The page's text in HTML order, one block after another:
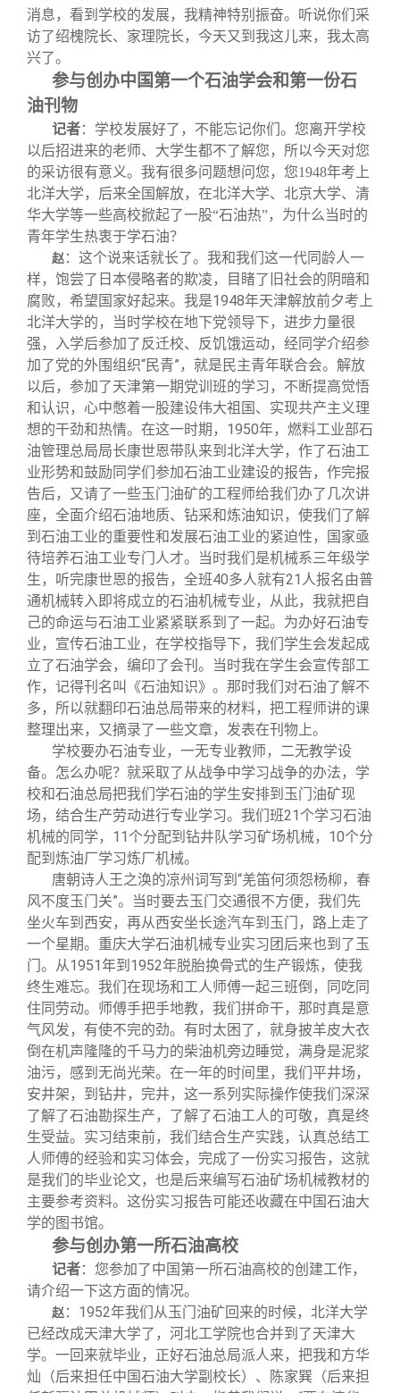
消息，看到学校的发展，我精神特别振奋。听说你们采
访了绍槐院长、家理院长，今天又到我这儿来，我太高
兴了。
参与创办中国第一个石油学会和第一份石
油刊物
记者：学校发展好了，不能忘记你们。您离开学校
以后招进来的老师、大学生都不了解您，所以今天对您
的采访很有意义。我有很多问题想问您，您1948年考上
北洋大学，后来全国解放，在北洋大学、北京大学、清
华大学等一些高校掀起了一股“石油热”，为什么当时的
青年学生热衷于学石油？
赵：这个说来话就长了。我和我们这一代同龄人一
样，饱尝了日本侵略者的欺凌，目睹了旧社会的阴暗和
腐败，希望国家好起来。我是1948年天津解放前夕考上
北洋大学的，当时学校在地下党领导下，进步力量很
强，入学后参加了反迁校、反饥饿运动，经同学介绍参
加了党的外围组织“民青”，就是民主青年联合会。解放
以后，参加了天津第一期党训班的学习，不断提高觉悟
和认识，心中憋着一股建设伟大祖国、实现共产主义理
想的干劲和热情。在这一时期，1950年，燃料工业部石
油管理总局局长康世恩带队来到北洋大学，作了石油工
业形势和鼓励同学们参加石油工业建设的报告，作完报
告后，又请了一些玉门油矿的工程师给我们办了几次讲
座，全面介绍石油地质、钻采和炼油知识，使我们了解
到石油工业的重要性和发展石油工业的紧迫性，国家亟
待培养石油工业专门人才。当时我们是机械系三年级学
生，听完康世恩的报告，全班40多人就有21人报名由普
通机械转入即将成立的石油机械专业，从此，我就把自
己的命运与石油工业紧紧联系到了一起。为办好石油专
业，宣传石油工业，在学校指导下，我们学生会发起成
立了石油学会，编印了会刊。当时我在学生会宣传部工
作，记得刊名叫《石油知识》。那时我们对石油了解不
多，所以就翻印石油总局带来的材料，把工程师讲的课
整理出来，又摘录了一些文章，发表在刊物上。
学校要办石油专业，一无专业教师，二无教学设
备。怎么办呢？就采取了从战争中学习战争的办法，学
校和石油总局把我们学石油的学生安排到玉门油矿现
场，结合生产劳动进行专业学习。我们班21个学习石油
机械的同学，11个分配到钻井队学习矿场机械，10个分
配到炼油厂学习炼厂机械。
唐朝诗人王之涣的凉州词写到“羌笛何须怨杨柳，春
风不度玉门关”。当时要去玉门交通很不方便，我们先
坐火车到西安，再从西安坐长途汽车到玉门，路上走了
一个星期。重庆大学石油机械专业实习团后来也到了玉
门。从1951年到1952年脱胎换骨式的生产锻炼，使我
终生难忘。我们在现场和工人师傅一起三班倒，同吃同
住同劳动。师傅手把手地教，我们拼命干，那时真是意
气风发，有使不完的劲。有时太困了，就身披羊皮大衣
倒在机声隆隆的千马力的柴油机旁边睡觉，满身是泥浆
油污，感到无尚光荣。在一年的时间里，我们平井场，
安井架，到钻井，完井，这一系列实际操作使我们深深
了解了石油勘探生产，了解了石油工人的可敬，真是终
生受益。实习结束前，我们结合生产实践，认真总结工
人师傅的经验和实习体会，完成了一份实习报告，这就
是我们的毕业论文，也是后来编写石油矿场机械教材的
主要参考资料。这份实习报告可能还收藏在中国石油大
学的图书馆。
参与创办第一所石油高校
记者：您参加了中国第一所石油高校的创建工作，
请介绍一下这方面的情况。
赵：1952年我们从玉门油矿回来的时候，北洋大学
已经改成天津大学了，河北工学院也合并到了天津大
学。一回来就毕业，正好石油总局派人来，把我和方华
灿（后来担任中国石油大学副校长）、陈家巽（后来担